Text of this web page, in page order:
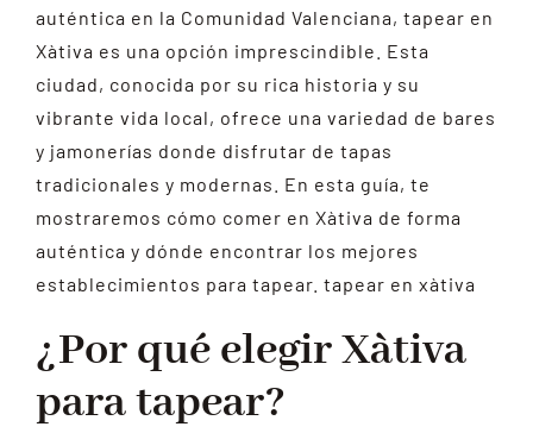
auténtica en la Comunidad Valenciana, tapear en
Xàtiva es una opción imprescindible. Esta
ciudad, conocida por su rica historia y su
vibrante vida local, ofrece una variedad de bares
y jamonerías donde disfrutar de tapas
tradicionales y modernas. En esta guía, te
mostraremos cómo comer en Xàtiva de forma
auténtica y dónde encontrar los mejores
establecimientos para tapear. tapear en xàtiva
¿Por qué elegir Xàtiva
para tapear?